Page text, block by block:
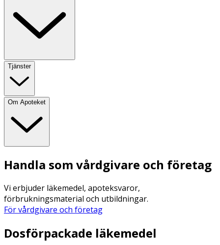
Tjänster
Om Apoteket
Handla som vårdgivare och företag
Vi erbjuder läkemedel, apoteksvaror,
förbrukningsmaterial och utbildningar.
För vårdgivare och företag
Dosförpackade läkemedel